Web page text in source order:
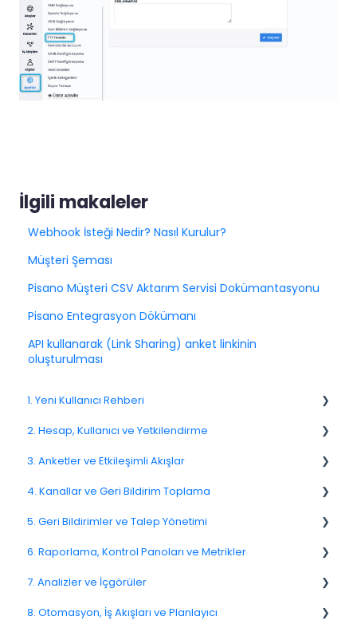
İlgili makaleler
Webhook İsteği Nedir? Nasıl Kurulur?
Müşteri Şeması
Pisano Müşteri CSV Aktarım Servisi Dokümantasyonu
Pisano Entegrasyon Dökümanı
API kullanarak (Link Sharing) anket linkinin
oluşturulması
1. Yeni Kullanıcı Rehberi
1.1. Platforma Genel Bakış
1.3. Navigasyon ve Çalışma Alanı
2. Hesap, Kullanıcı ve Yetkilendirme
2.1 Hesap Ayarları
2.2. Kullanıcı Yönetimi
2.3. Roller ve İzinler
2.4. Ekipler, Birimler ve Organizasyon Yapısı
2.5. Erişim Politikaları
2.6. Bildirimler ve Kullanıcı Tercihleri
3. Anketler ve Etkileşimli Akışlar
3.1. Anketlere Giriş
3.2. Anket Oluşturma ve Yönetme
3.3. Soru Türleri
3.4. Anket Mantığı ve Akış Yapısı
3.5. Anket Tasarımı ve Biçimlendirme
4. Kanallar ve Geri Bildirim Toplama
4.1. Kanallara Genel Bakış
4.2. E-posta Anketleri
4.4. Bağlantı ve QR Kod Anketleri
4.5. Web Açılır Pencereleri
5. Geri Bildirimler ve Talep Yönetimi
Spam
Geri Bildirim
Müşteri Yanıtlama
6. Raporlama, Kontrol Panoları ve Metrikler
NPS
CSAT
7. Analizler ve İçgörüler
7.6. Etken Analizi
8. Otomasyon, İş Akışları ve Planlayıcı